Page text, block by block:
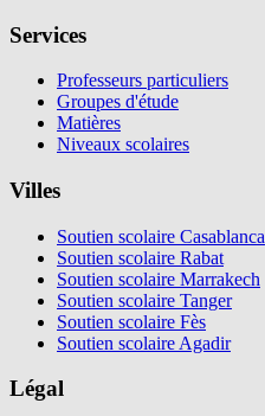
Services
Professeurs particuliers
Groupes d'étude
Matières
Niveaux scolaires
Villes
Soutien scolaire Casablanca
Soutien scolaire Rabat
Soutien scolaire Marrakech
Soutien scolaire Tanger
Soutien scolaire Fès
Soutien scolaire Agadir
Légal